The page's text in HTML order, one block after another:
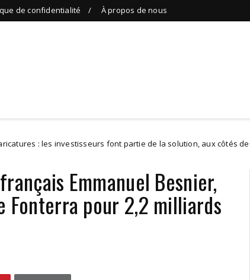
de confidentialité À propos de nous
investisseurs font partie de la solution, aux côtés des
Emmanuel Besnier,
Fonterra pour 2,2 milliards